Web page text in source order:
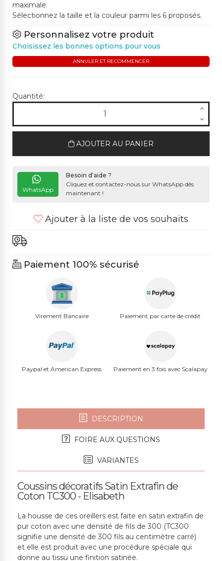
maximale.
Sélectionnez la taille et la couleur parmi les 6 proposés.
Personnalisez votre produit
Choisissez les bonnes options pour vous
ANNULER ET RECOMMENCER
Quantité:
AJOUTER AU PANIER
WhatsApp
Besoin d'aide ?
Cliquez et contactez-nous sur WhatsApp dès
maintenant !
Ajouter à la liste de vos souhaits
Paiement 100% sécurisé
Virement Bancaire Paiement par carte de crédit
Paypal et American Express Paiement en 3 fois avec Scalapay
DESCRIPTION
FOIRE AUX QUESTIONS
VARIANTES
Coussins décoratifs Satin Extrafin de
Coton TC300 - Elisabeth
La housse de ces oreillers est faite en satin extrafin de
pur coton avec une densité de fils de 300 (TC300
signifie une densité de 300 fils au centimètre carré)
et elle est produit avec une procédure spéciale qui
donne au tissu une finition satinée.